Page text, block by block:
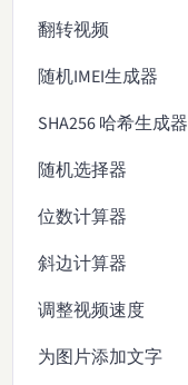
翻转视频
随机IMEI生成器
SHA256 哈希生成器
随机选择器
位数计算器
斜边计算器
调整视频速度
为图片添加文字